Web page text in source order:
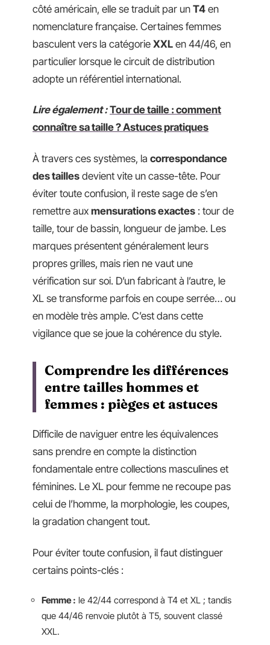
côté américain, elle se traduit par un T4 en
nomenclature française. Certaines femmes
basculent vers la catégorie XXL en 44/46, en
particulier lorsque le circuit de distribution
adopte un référentiel international.
Lire également : Tour de taille : comment
connaître sa taille ? Astuces pratiques
À travers ces systèmes, la correspondance
des tailles devient vite un casse-tête. Pour
éviter toute confusion, il reste sage de s’en
remettre aux mensurations exactes : tour de
taille, tour de bassin, longueur de jambe. Les
marques présentent généralement leurs
propres grilles, mais rien ne vaut une
vérification sur soi. D’un fabricant à l’autre, le
XL se transforme parfois en coupe serrée… ou
en modèle très ample. C’est dans cette
vigilance que se joue la cohérence du style.
Comprendre les différences
entre tailles hommes et
femmes : pièges et astuces
Difficile de naviguer entre les équivalences
sans prendre en compte la distinction
fondamentale entre collections masculines et
féminines. Le XL pour femme ne recoupe pas
celui de l’homme, la morphologie, les coupes,
la gradation changent tout.
Pour éviter toute confusion, il faut distinguer
certains points-clés :
Femme : le 42/44 correspond à T4 et XL ; tandis
que 44/46 renvoie plutôt à T5, souvent classé
XXL.